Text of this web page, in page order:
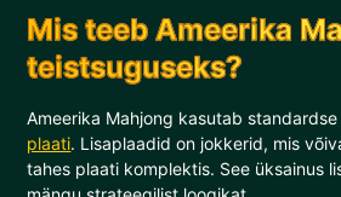
Mis teeb Ameerika
teistsuguseks?
Ameerika Mahjong kasutab
plaati. Lisaplaadid on jokkerid, mis
tahes plaati komplektis. See üksainus